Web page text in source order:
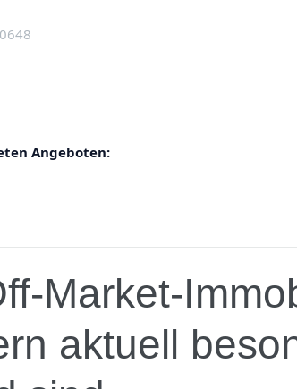
Angeboten:
Market-
aktuell